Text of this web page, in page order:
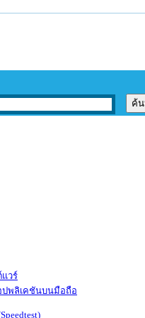
วร์
ปพลิเคชันบนมือถือ